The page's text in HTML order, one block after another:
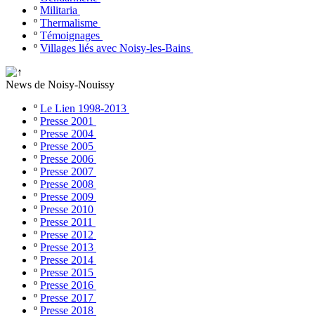
º Militaria
º Thermalisme
º Témoignages
º Villages liés avec Noisy-les-Bains
News de Noisy-Nouissy
º Le Lien 1998-2013
º Presse 2001
º Presse 2004
º Presse 2005
º Presse 2006
º Presse 2007
º Presse 2008
º Presse 2009
º Presse 2010
º Presse 2011
º Presse 2012
º Presse 2013
º Presse 2014
º Presse 2015
º Presse 2016
º Presse 2017
º Presse 2018